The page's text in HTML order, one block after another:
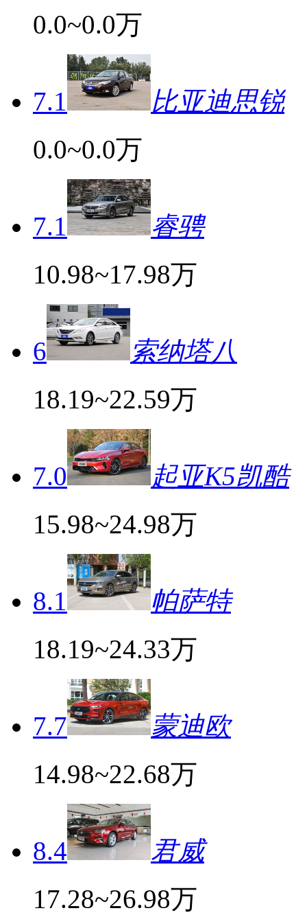
0.0~0.0万
7.1
比亚迪思锐
0.0~0.0万
7.1
睿骋
10.98~17.98万
6
索纳塔八
18.19~22.59万
7.0
起亚K5凯酷
15.98~24.98万
8.1
帕萨特
18.19~24.33万
7.7
蒙迪欧
14.98~22.68万
8.4
君威
17.28~26.98万